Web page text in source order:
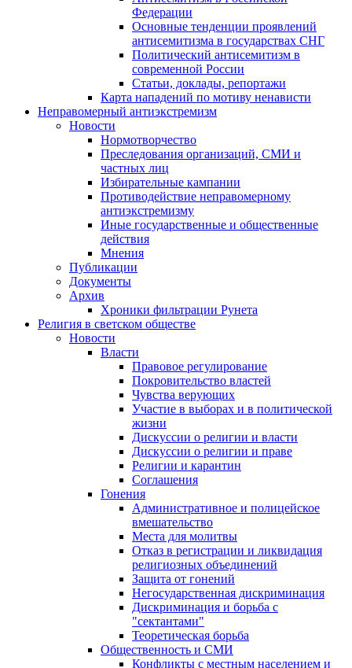
Федерации
Основные тенденции проявлений
антисемитизма в государствах СНГ
Политический антисемитизм в
современной России
Статьи, доклады, репортажи
Карта нападений по мотиву ненависти
Неправомерный антиэкстремизм
Новости
Нормотворчество
Преследования организаций, СМИ и
частных лиц
Избирательные кампании
Противодействие неправомерному
антиэкстремизму
Иные государственные и общественные
действия
Мнения
Публикации
Документы
Архив
Хроники фильтрации Рунета
Религия в светском обществе
Новости
Власти
Правовое регулирование
Покровительство властей
Чувства верующих
Участие в выборах и в политической
жизни
Дискуссии о религии и власти
Дискуссии о религии и праве
Религии и карантин
Соглашения
Гонения
Административное и полицейское
вмешательство
Места для молитвы
Отказ в регистрации и ликвидация
религиозных объединений
Защита от гонений
Негосударственная дискриминация
Дискриминация и борьба с
"сектантами"
Теоретическая борьба
Общественность и СМИ
Конфликты с местным населением и